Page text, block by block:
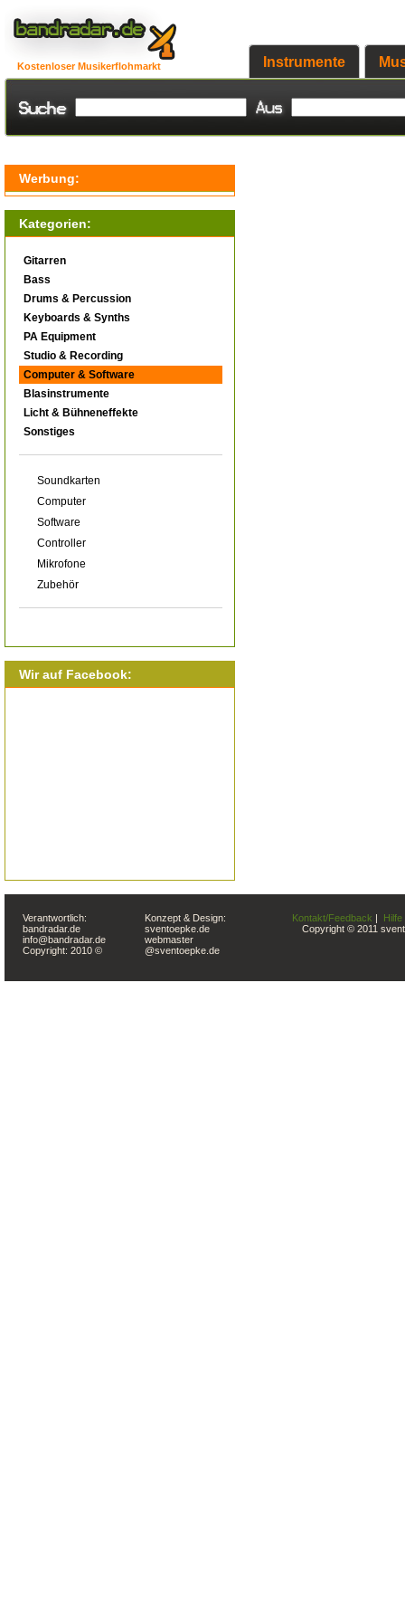
Kostenloser Musikerflohmarkt Instrumente
Werbung:
Kategorien:
Gitarren
Bass
Drums & Percussion
Keyboards & Synths
PA Equipment
Studio & Recording
Computer & Software
Blasinstrumente
Licht & Bühneneffekte
Sonstiges
Soundkarten
Computer
Software
Controller
Mikrofone
Zubehör
Wir auf Facebook:
Verantwortlich:
bandradar.de
info@bandradar.de
Copyright: 2010 ©
Konzept & Design:
sventoepke.de
webmaster
@sventoepke.de
Kontakt/Feedback | Hilfe
Copyright © 2011